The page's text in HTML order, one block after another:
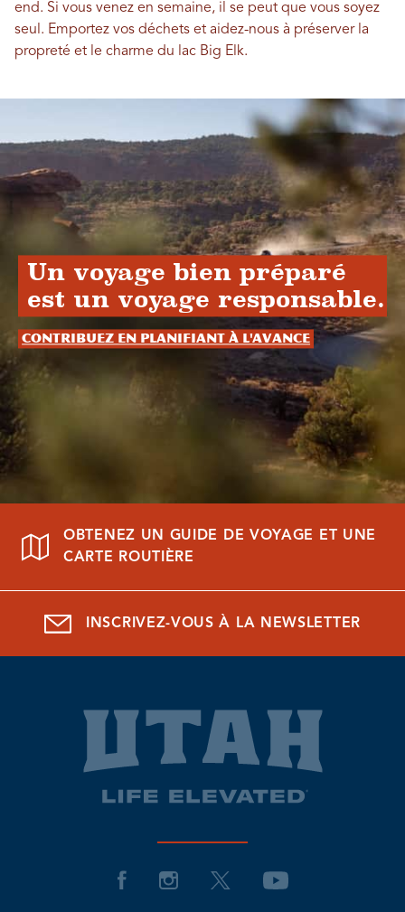
end. Si vous venez en semaine, il se peut que vous soyez
seul. Emportez vos déchets et aidez-nous à préserver la
propreté et le charme du lac Big Elk.
Un voyage bien préparé
est un voyage responsable.
Contribuez en planifiant à l'avance
OBTENEZ UN GUIDE DE VOYAGE ET UNE
CARTE ROUTIÈRE
INSCRIVEZ-VOUS À LA NEWSLETTER